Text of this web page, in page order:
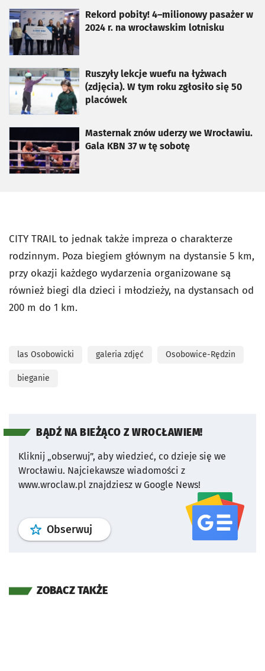
Rekord pobity! 4–milionowy pasażer w
2024 r. na wrocławskim lotnisku
otworzy się w nowej karcie
Ruszyły lekcje wuefu na łyżwach
(zdjęcia). W tym roku zgłosiło się 50
placówek
otworzy się w nowej karcie
Masternak znów uderzy we Wrocławiu.
Gala KBN 37 w tę sobotę
otworzy się w nowej karcie
CITY TRAIL to jednak także impreza o charakterze
rodzinnym. Poza biegiem głównym na dystansie 5 km,
przy okazji każdego wydarzenia organizowane są
również biegi dla dzieci i młodzieży, na dystansach od
200 m do 1 km.
las Osobowicki galeria zdjęć Osobowice-Rędzin
bieganie
BĄDŹ NA BIEŻĄCO Z WROCŁAWIEM!
Kliknij „obserwuj”, aby wiedzieć, co dzieje się we
Wrocławiu. Najciekawsze wiadomości z
www.wroclaw.pl znajdziesz w Google News!
Obserwuj profil serwisu
ZOBACZ TAKŻE